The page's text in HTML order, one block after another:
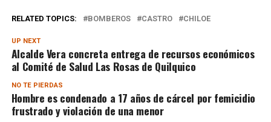
RELATED TOPICS: BOMBEROS CASTRO CHILOE
UP NEXT
Alcalde Vera concreta entrega de recursos económicos
al Comité de Salud Las Rosas de Quilquico
NO TE PIERDAS
Hombre es condenado a 17 años de cárcel por femicidio
frustrado y violación de una menor